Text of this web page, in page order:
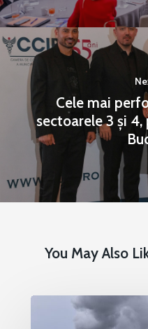
Cele mai
sectoarele 3 și
You May Also